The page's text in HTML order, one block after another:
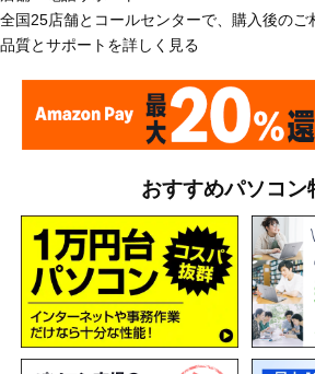
全国25店舗とコールセンターで、購入後の
品質とサポートを詳しく見る
おすすめパソコン